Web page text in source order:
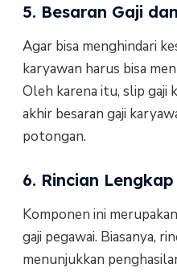
5. Besaran Gaji
Agar bisa menghindari
karyawan harus bisa
Oleh karena itu, slip gaji
akhir besaran gaji
potongan.
6. Rincian
Komponen ini
gaji pegawai. Biasanya,
menunjukkan